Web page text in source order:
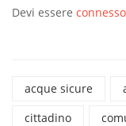
Devi essere connesso
acque sicure
cittadino